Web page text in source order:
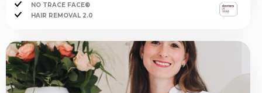
NO TRACE FACE®
HAIR REMOVAL 2.0